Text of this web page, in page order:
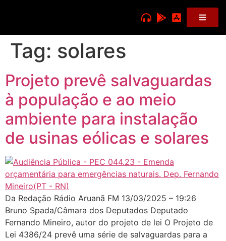
Tag: solares
Projeto prevê salvaguardas
à população e ao meio
ambiente para instalação
de usinas eólicas e solares
Da Redação Rádio Aruanã FM 13/03/2025 – 19:26
Bruno Spada/Câmara dos Deputados Deputado
Fernando Mineiro, autor do projeto de lei O Projeto de
Lei 4386/24 prevê uma série de salvaguardas para a